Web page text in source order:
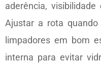
aderência,
Ajustar a rota quando
limpadores em bom
interna para evitar